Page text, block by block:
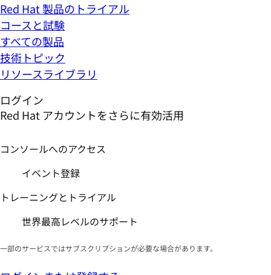
Red Hat 製品のトライアル
コースと試験
すべての製品
技術トピック
リソースライブラリ
ログイン
Red Hat アカウントをさらに有効活用
コンソールへのアクセス
イベント登録
トレーニングとトライアル
世界最高レベルのサポート
一部のサービスではサブスクリプションが必要な場合があります。